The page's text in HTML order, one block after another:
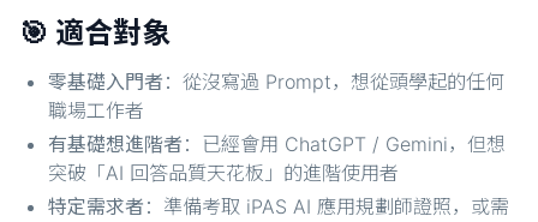
🎯 適合對象
零基礎入門者 ：從沒寫過 Prompt，想從頭學起的任何
職場工作者
有基礎想進階者 ：已經會用 ChatGPT / Gemini，但想
突破「AI 回答品質天花板」的進階使用者
特定需求者 ：準備考取 iPAS AI 應用規劃師證照，或需